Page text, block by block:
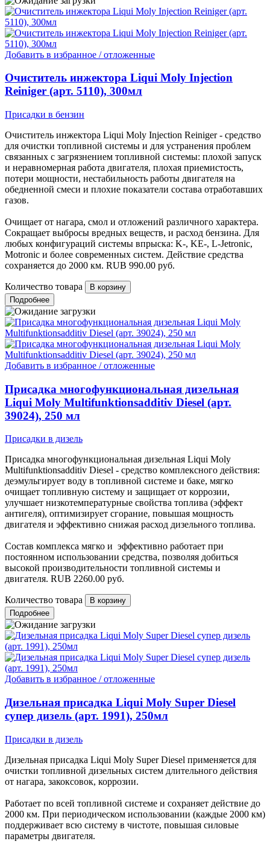
Добавить в избранное / отложенные
Очиститель инжектора Liqui Moly Injection
Reiniger (арт. 5110), 300мл
Присадки в бензин
Очиститель инжектора Liqui Moly Injection Reiniger - средство
для очистки топливной системы и для устранения проблем
связанных с загрязнением топливной системы: плохой запуск
и неравномерная работа двигателя, плохая приемистость,
потери мощности, нестабильность работы двигателя на
обедненной смеси и плохие показатели состава отработавших
газов.
Очищает от нагара, смол и отложений различного характера.
Сокращает выбросы вредных веществ, и расход бензина. Для
любых конфигураций системы впрыска: K-, KE-, L-Jetronic,
Motronic и более современных систем. Действие средства
сохраняется до 2000 км. RUB 990.00 руб.
Количество товара
Подробнее
Добавить в избранное / отложенные
Присадка многофункциональная дизельная
Liqui Moly Multifunktionsadditiv Diesel (арт.
39024), 250 мл
Присадки в дизель
Присадка многофункциональная дизельная Liqui Moly
Multifunktionsadditiv Diesel - cредство комплексного действия:
деэмульгирует воду в топливной системе и баке, мягко
очищает топливную систему и защищает от коррозии,
улучшает низкотемпературные свойства топлива (эффект
антигеля), оптимизирует сгорание, повышая мощность
двигателя и эффективно снижая расход дизельного топлива.
Состав комплекса мягко и эффективно работает при
постоянном использовании средства, позволяя добиться
высокой производительности топливной системы и
двигателя. RUB 2260.00 руб.
Количество товара
Подробнее
Добавить в избранное / отложенные
Дизельная присадка Liqui Moly Super Diesel
супер дизель (арт. 1991), 250мл
Присадки в дизель
Дизельная присадка Liqui Moly Super Diesel применяется для
очистки топливной дизельных систем длительного действия
от нагара, закоксовок, коррозии.
Работает по всей топливной системе и сохраняет действие до
2000 км. При периодическом использовании (каждые 2000 км)
поддерживает всю систему в чистоте, повышая силовые
параметры двигателя.